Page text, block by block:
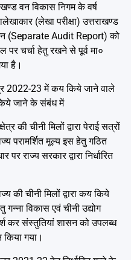
वन विकास निगम के वर्ष
(लेखा परीक्षा) उत्तराखण्ड
(Separate Audit Report) को
चर्चा हेतु रखने से पूर्व मा०
है।
2022-23 में कय किये जाने वाले
किये जाने के संबंध में
की चीनी मिलों द्वारा पेराई सत्रों
परामर्शित मूल्य इस हेतु गठित
राज्य सरकार द्वारा निर्धारित
की चीनी मिलों द्वारा कय किये
गन्ना विकास एवं चीनी उद्योग
कर संस्तुतियां शासन को उपलब्ध
किया गया।